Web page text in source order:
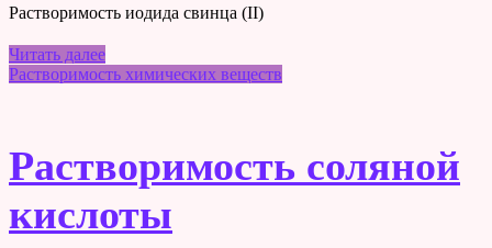
Растворимость иодида свинца (II)
Читать далее
Растворимость химических веществ
Растворимость соляной
кислоты